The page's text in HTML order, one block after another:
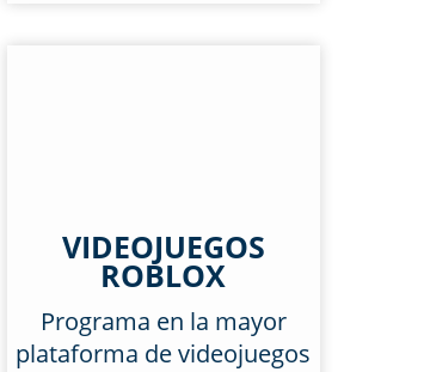
VIDEOJUEGOS
ROBLOX
Programa en la mayor
plataforma de videojuegos